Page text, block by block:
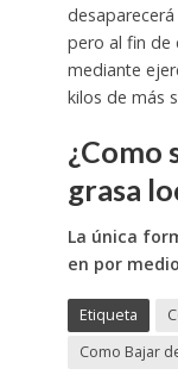
pero al fin de
mediante
kilos de más
¿Como
grasa
La única
en por
Etiqueta
Como Bajar